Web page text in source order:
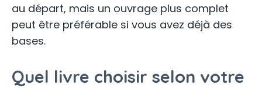
au départ, mais un ouvrage plus complet
peut être préférable si vous avez déjà des
bases.
Quel livre choisir selon votre